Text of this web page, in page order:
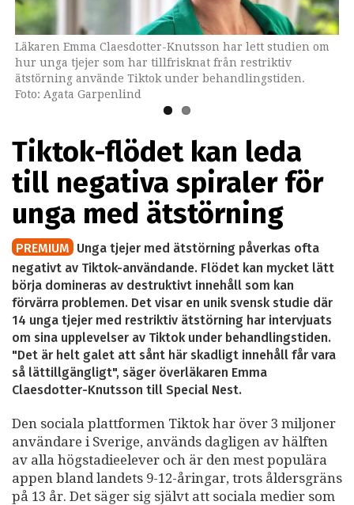
Läkaren Emma Claesdotter-Knutsson har lett studien om
hur unga tjejer som har tillfrisknat från restriktiv
ätstörning använde Tiktok under behandlingstiden.
Foto: Agata Garpenlind
Genrebild. Flickan på bilden har ingen koppling till
innehållet i texten.
Tiktok-flödet kan leda
till negativa spiraler för
unga med ätstörning
PREMIUM Unga tjejer med ätstörning påverkas ofta
negativt av Tiktok-användande. Flödet kan mycket lätt
börja domineras av destruktivt innehåll som kan
förvärra problemen. Det visar en unik svensk studie där
14 unga tjejer med restriktiv ätstörning har intervjuats
om sina upplevelser av Tiktok under behandlingstiden.
"Det är helt galet att sånt här skadligt innehåll får vara
så lättillgängligt", säger överläkaren Emma
Claesdotter-Knutsson till Special Nest.
Den sociala plattformen Tiktok har över 3 miljoner
användare i Sverige, används dagligen av hälften
av alla högstadieelever och är den mest populära
appen bland landets 9-12-åringar, trots åldersgräns
på 13 år. Det säger sig självt att sociala medier som